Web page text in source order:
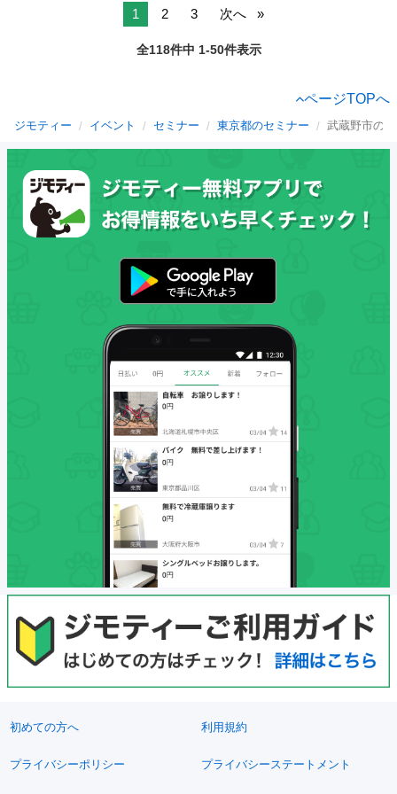
1 2 3 次へ
全118件中 1-50件表示
ページTOPへ
ジモティー イベント セミナー 東京都のセミナー 武蔵野市の
初めての方へ 利用規約
プライバシーポリシー プライバシーステートメント